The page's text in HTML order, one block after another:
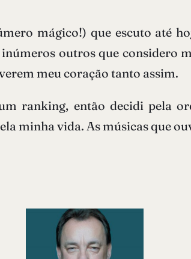
mágico!) que escuto até
outros que considero
meu coração tanto assim.
ranking, então decidi pela
minha vida. As músicas que